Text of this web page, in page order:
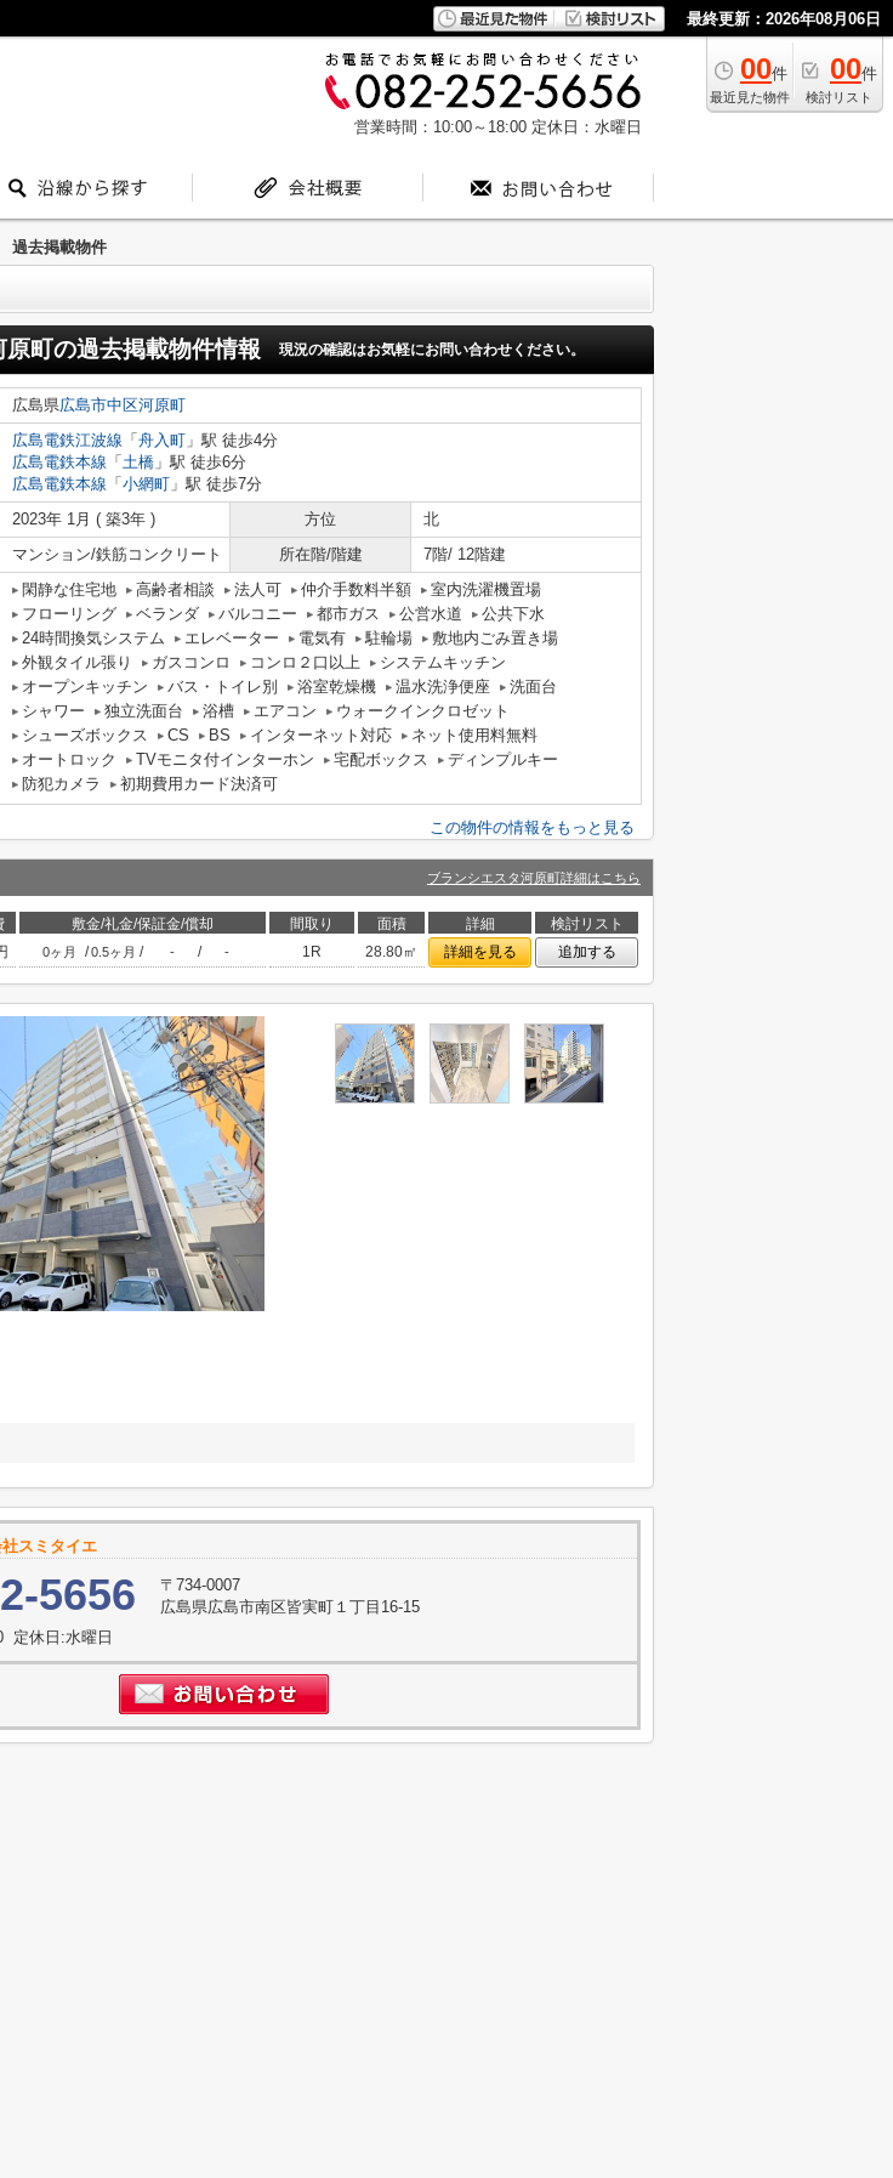
最終更新：2026年08月06日
00件
最近見た物件
00件
検討リスト
営業時間：10:00～18:00 定休日：水曜日
過去掲載物件
原町の過去掲載物件情報 現況の確認はお気軽にお問い合わせください。
広島県広島市中区河原町
広島電鉄江波線 「 舟入町 」駅 徒歩4分
広島電鉄本線 「 土橋 」駅 徒歩6分
広島電鉄本線 「 小網町 」駅 徒歩7分
2023年 1月 ( 築3年 ) 方位
北
マンション/鉄筋コンクリート 所在階/階建 7階/ 12階建
閑静な住宅地 高齢者相談 法人可 仲介手数料半額
室内洗濯機置場
フローリング
ベランダ バルコニー 都市ガス 公営水道
公共下水
24時間換気システム
エレベーター 電気有 駐輪場
敷地内ごみ置き場
外観タイル張り
ガスコンロ コンロ２口以上
システムキッチン
オープンキッチン
バス・トイレ別 浴室乾燥機 温水洗浄便座
洗面台
シャワー
独立洗面台 浴槽 エアコン
ウォークインクロゼット
シューズボックス
CS BS インターネット対応
ネット使用料無料
オートロック
TVモニタ付インターホン 宅配ボックス
ディンプルキー
防犯カメラ
初期費用カード決済可
この物件の情報をもっと見る
ブランシエスタ河原町詳細はこちら
敷金/礼金/保証金/償却 間取り 面積 詳細
検討リスト
0ヶ月 / 0.5ヶ月 / - / - 1R 28.80㎡ 詳細を見る 追加する
スミタイエ
5656
〒734-0007
広島県広島市南区皆実町１丁目16-15
定休日:水曜日